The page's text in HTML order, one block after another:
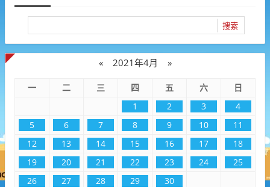
« 2021年4月 »
一 二 三 四 五 六 日
1 2 3
4
5
6 7 8 9 10
11
12
13 14 15 16 17
18
19
20 21 22 23 24
25
26
27 28 29 30